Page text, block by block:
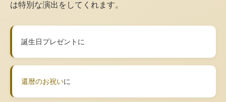
は特別な演出をしてくれます。
誕生日プレゼントに
還暦のお祝いに